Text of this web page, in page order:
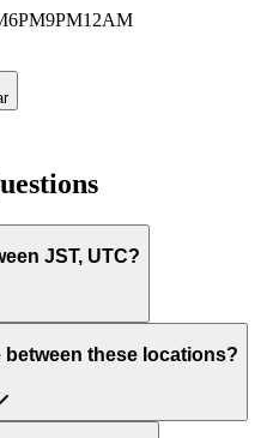
6PM9PM12AM
JST, UTC?
these locations?